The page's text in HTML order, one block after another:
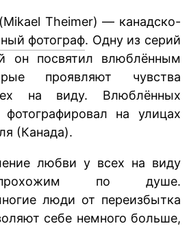
Theimer) — канадско-
фотограф. Одну из серий
он посвятил влюблённым
проявляют чувства
на виду. Влюблённых
на улицах
(Канада).
любви у всех на виду
прохожим по душе.
люди от переизбытка
себе немного больше,